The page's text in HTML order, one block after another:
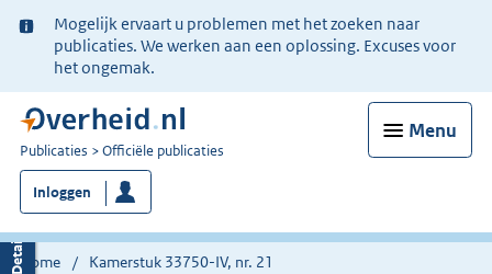
Ter
informatie:
Mogelijk ervaart u problemen met het zoeken naar
publicaties. We werken aan een oplossing. Excuses voor
het ongemak.
Menu
U
bent
nu
hier:
Publicaties Officiële publicaties
Inloggen
Home Kamerstuk 33750-IV, nr. 21